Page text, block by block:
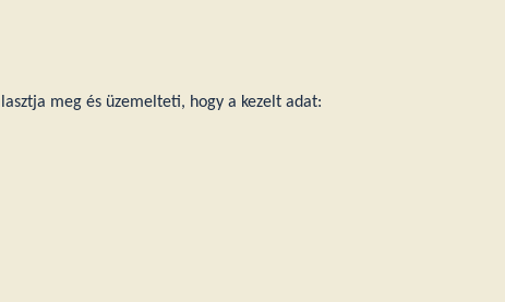
meg és üzemelteti, hogy a kezelt adat: